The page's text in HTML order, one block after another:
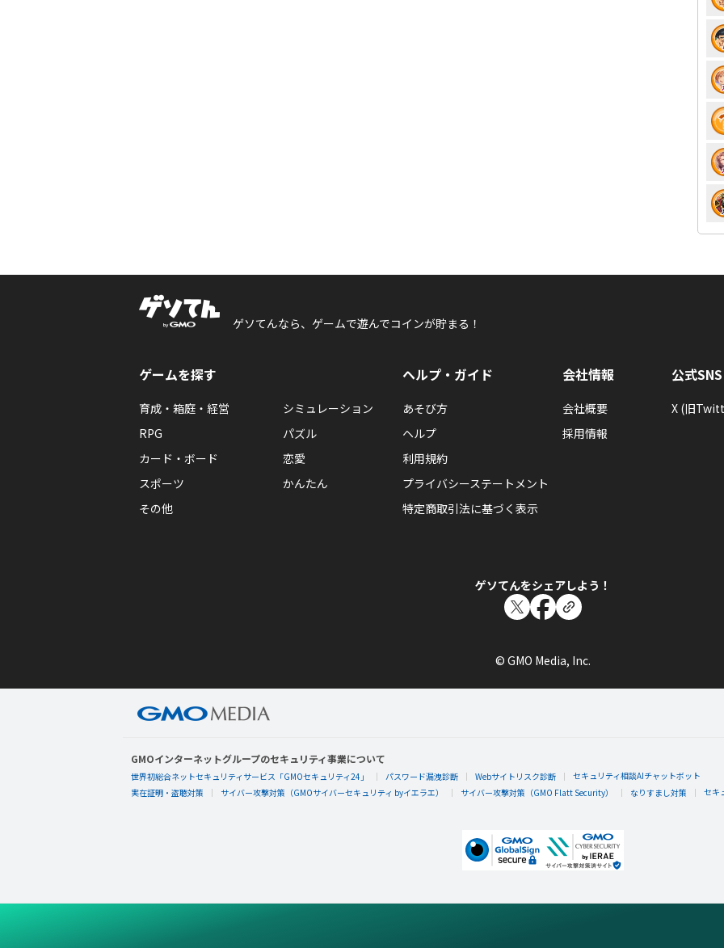
ゲソてんなら、ゲームで遊んでコインが貯まる！
ゲームを探す
育成・箱庭・経営
シミュレーション
RPG
パズル
カード・ボード
恋愛
スポーツ
かんたん
その他
ヘルプ・ガイド
あそび方
ヘルプ
利用規約
プライバシーステートメント
特定商取引法に基づく表示
会社情報
会社概要
採用情報
公式SNS
X (旧
ゲソてんをシェアしよう！
© GMO Media, Inc.
GMOインターネットグループのセキュリティ事業について
世界初総合ネットセキュリティサービス「GMOセキュリティ24」 パスワード漏洩診断 Webサイトリスク診断
セキュリティ相談AIチャットボット
実在証明・盗聴対策
サイバー攻撃対策（GMOサイバーセキュリティ byイエラエ） サイバー攻撃対策（GMO Flatt Security） なりすまし対策 セキ